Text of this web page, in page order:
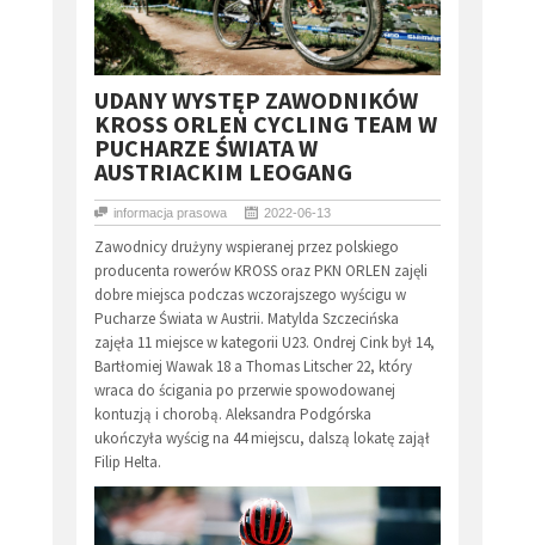
​UDANY WYSTĘP ZAWODNIKÓW
KROSS ORLEN CYCLING TEAM W
PUCHARZE ŚWIATA W
AUSTRIACKIM LEOGANG
informacja prasowa 2022-06-13
Zawodnicy drużyny wspieranej przez polskiego
producenta rowerów KROSS oraz PKN ORLEN zajęli
dobre miejsca podczas wczorajszego wyścigu w
Pucharze Świata w Austrii. Matylda Szczecińska
zajęła 11 miejsce w kategorii U23. Ondrej Cink był 14,
Bartłomiej Wawak 18 a Thomas Litscher 22, który
wraca do ścigania po przerwie spowodowanej
kontuzją i chorobą. Aleksandra Podgórska
ukończyła wyścig na 44 miejscu, dalszą lokatę zajął
Filip Helta.